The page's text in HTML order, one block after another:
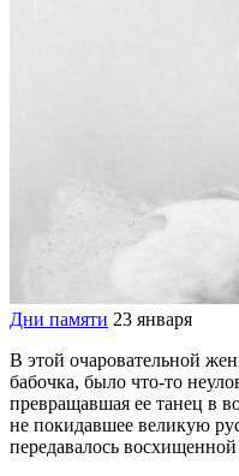
Дни памяти 23 января
В этой очаровательной
бабочка, было что-то
превращавшая ее танец в
не покидавшее великую
передавалось восхищенной